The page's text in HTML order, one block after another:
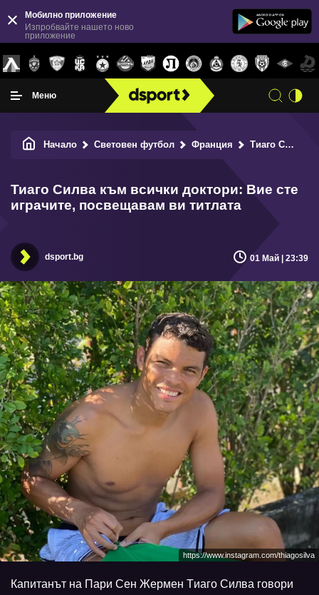
Мобилно приложение
Изпробвайте нашето ново
приложение
Меню
Начало Световен футбол Франция Тиаго Силва към всички доктори: Вие сте играчите, посвещавам ви титлата
Тиаго Силва към всички доктори: Вие сте
играчите, посвещавам ви титлата
dsport.bg 01 Май | 23:39
https://www.instagram.com/thiagosilva
Капитанът на Пари Сен Жермен Tиаго Силва говори